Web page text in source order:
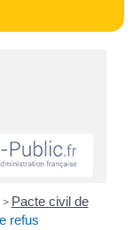
> Pacte civil de
refus